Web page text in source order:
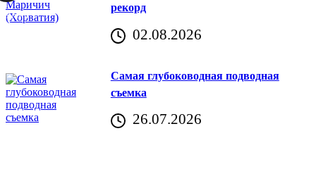
рекорд
02.08.2026
Самая глубоководная подводная
съемка
26.07.2026